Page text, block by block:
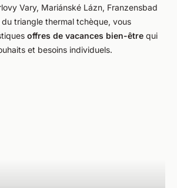
Vary, Mariánské Lázn, Franzensbad
triangle thermal tchèque, vous
offres de vacances bien-être qui
et besoins individuels.